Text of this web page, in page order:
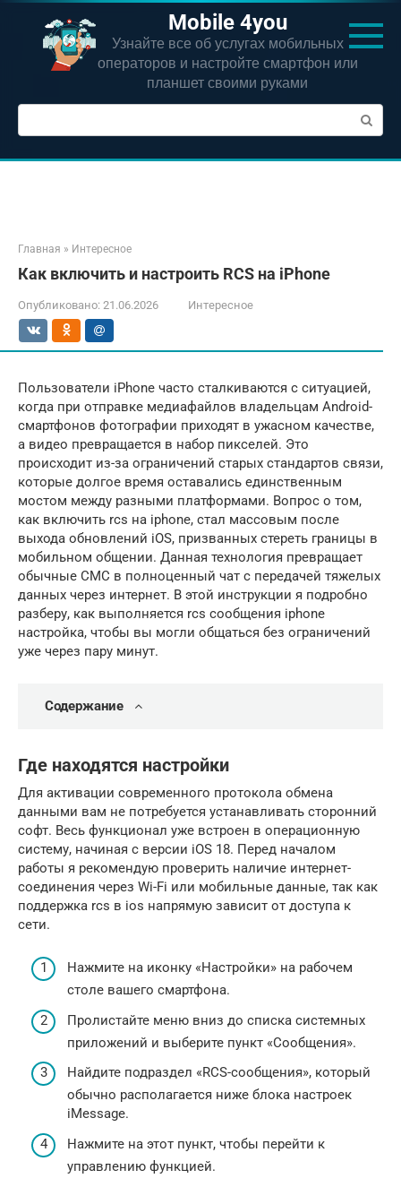
Перейти
контенту
Mobile 4you
Узнайте все об услугах мобильных
операторов и настройте смартфон или
планшет своими руками
Поиск:
Главная » Интересное
Как включить и настроить RCS на iPhone
Опубликовано: 21.06.2026 Интересное
Пользователи iPhone часто сталкиваются с ситуацией,
когда при отправке медиафайлов владельцам Android-
смартфонов фотографии приходят в ужасном качестве,
а видео превращается в набор пикселей. Это
происходит из-за ограничений старых стандартов связи,
которые долгое время оставались единственным
мостом между разными платформами. Вопрос о том,
как включить rcs на iphone, стал массовым после
выхода обновлений iOS, призванных стереть границы в
мобильном общении. Данная технология превращает
обычные СМС в полноценный чат с передачей тяжелых
данных через интернет. В этой инструкции я подробно
разберу, как выполняется rcs сообщения iphone
настройка, чтобы вы могли общаться без ограничений
уже через пару минут.
Содержание
Где находятся настройки
Для активации современного протокола обмена
данными вам не потребуется устанавливать сторонний
софт. Весь функционал уже встроен в операционную
систему, начиная с версии iOS 18. Перед началом
работы я рекомендую проверить наличие интернет-
соединения через Wi-Fi или мобильные данные, так как
поддержка rcs в ios напрямую зависит от доступа к
сети.
Нажмите на иконку «Настройки» на рабочем
столе вашего смартфона.
Пролистайте меню вниз до списка системных
приложений и выберите пункт «Сообщения».
Найдите подраздел «RCS-сообщения», который
обычно располагается ниже блока настроек
iMessage.
Нажмите на этот пункт, чтобы перейти к
управлению функцией.